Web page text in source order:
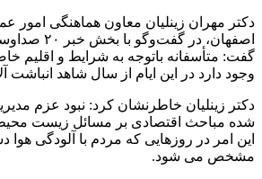
دکتر مهران زینلیان معاون هماهنگی امور
اصفهان، در
گفت: متأسفانه باتوجه به شرایط و اقلیم
وجود دارد در این ایام از سال شاهد انباشت
دکتر زینلیان خاطرنشان کرد: نبود عزم
شده مباحث اقتصادی بر مسائل زیست
این امر در روزهایی که مردم با آلودگی
مشخص می شود.